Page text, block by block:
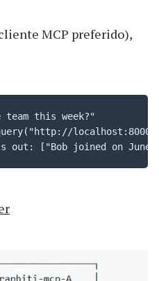
MCP preferido),
this week?"
out: ["Bob joined on June